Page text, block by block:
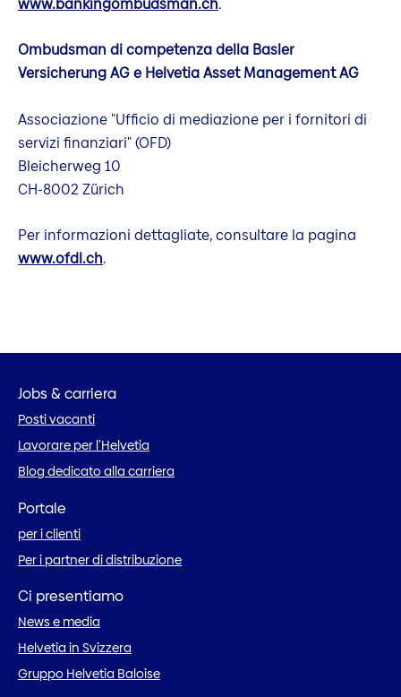
Ombudsman di competenza della Basler
Versicherung AG e Helvetia Asset Management AG
Associazione "Ufficio di mediazione per i fornitori di
servizi finanziari" (OFD)
Bleicherweg 10
CH-8002 Zürich
Per informazioni dettagliate, consultare la pagina
www.ofdl.ch.
Jobs & carriera
Posti vacanti
Lavorare per l’Helvetia
Blog dedicato alla carriera
Portale
per i clienti
Per i partner di distribuzione
Ci presentiamo
News e media
Helvetia in Svizzera
Gruppo Helvetia Baloise